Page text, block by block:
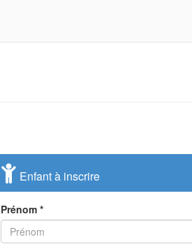
Enfant à inscrire
Prénom *